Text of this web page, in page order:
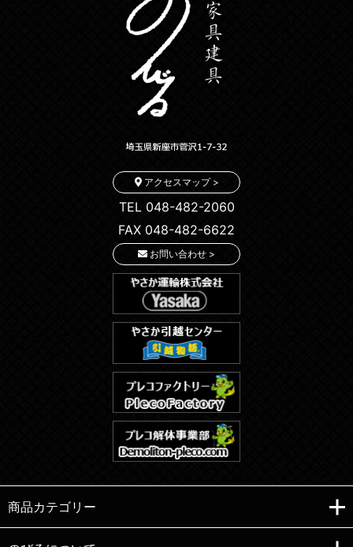
アクセスマップ >
TEL 048-482-2060
FAX 048-482-6622
お問い合わせ >
商品カテゴリー